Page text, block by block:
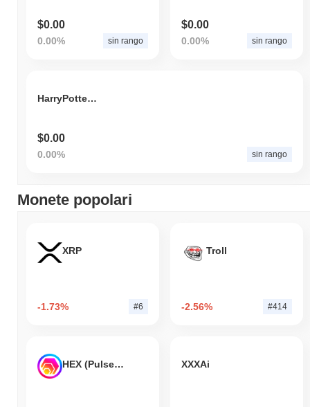
$0.00
0.00% sin rango
$0.00
0.00% sin rango
HarryPotterObamaSonic10Inu
$0.00
0.00% sin rango
Monete popolari
XRP
-1.73% #6
Troll
-2.56% #414
HEX (Pulsechain) XXXAi